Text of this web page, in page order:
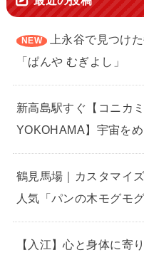
上永谷で見つけ
「ぱんや むぎよし」
新高島駅すぐ【コニカ
YOKOHAMA】宇宙を
鶴見馬場｜カスタマイ
人気「パンの木モグモグ
【入江】心と身体に寄